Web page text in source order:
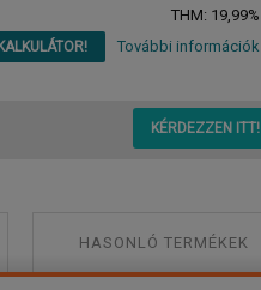
THM: 19,99%
További információk
KÉRDEZZEN ITT!
HASONLÓ TERMÉKEK